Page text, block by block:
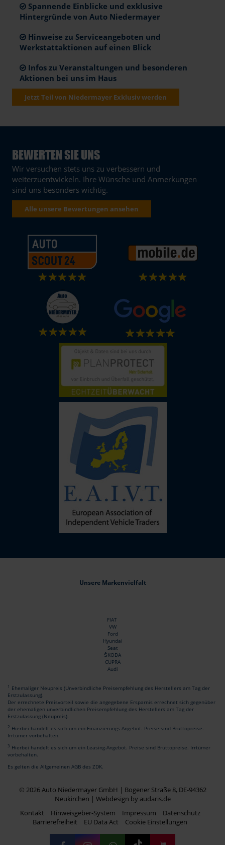
Spannende Einblicke und exklusive
Hintergründe von Auto Niedermayer
Hinweise zu Serviceangeboten und
Werkstattaktionen auf einen Blick
Infos zu Veranstaltungen und besonderen
Aktionen bei uns im Haus
Jetzt Teil von Niedermayer Exklusiv werden
BEWERTEN SIE UNS
Wir versuchen stets uns zu verbessern und
weiterzuentwickeln. Ihre Wünsche und Anmerkungen
sind uns besonders wichtig.
Alle unsere Bewertungen ansehen
Unsere Markenvielfalt
FIAT
VW
Ford
Hyundai
Seat
ŠKODA
CUPRA
Audi
1 Ehemaliger Neupreis (Unverbindliche Preisempfehlung des Herstellers am Tag der
Erstzulassung).
Der errechnete Preisvorteil sowie die angegebene Ersparnis errechnet sich gegenüber
der ehemaligen unverbindlichen Preisempfehlung des Herstellers am Tag der
Erstzulassung (Neupreis).
2 Hierbei handelt es sich um ein Finanzierungs-Angebot. Preise sind Bruttopreise.
Irrtümer vorbehalten.
3 Hierbei handelt es sich um ein Leasing-Angebot. Preise sind Bruttopreise. Irrtümer
vorbehalten.
Es gelten die Allgemeinen AGB des ZDK.
© 2026 Auto Niedermayer GmbH | Bogener Straße 8, DE-94362
Neukirchen | Webdesign by audaris.de
Kontakt
Hinweisgeber-System Impressum
Datenschutz
Barrierefreiheit
EU Data Act Cookie Einstellungen